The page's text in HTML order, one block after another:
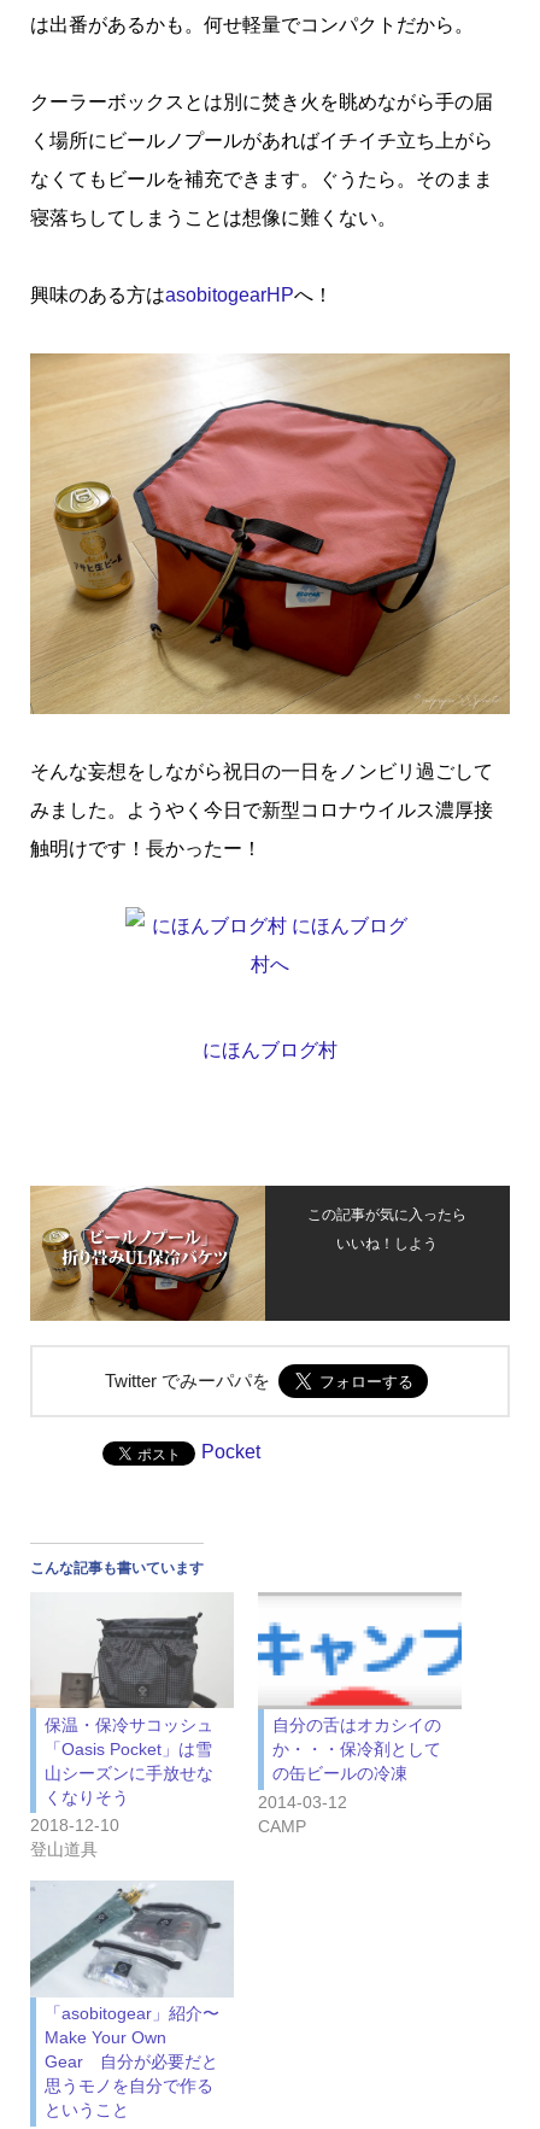
は出番があるかも。何せ軽量でコンパクトだから。
クーラーボックスとは別に焚き火を眺めながら手の届
く場所にビールノプールがあればイチイチ立ち上がら
なくてもビールを補充できます。ぐうたら。そのまま
寝落ちしてしまうことは想像に難くない。
興味のある方はasobitogearHPへ！
そんな妄想をしながら祝日の一日をノンビリ過ごして
みました。ようやく今日で新型コロナウイルス濃厚接
触明けです！長かったー！
にほんブログ村
この記事が気に入ったら
いいね！しよう
Twitter でみーパパを
Pocket
こんな記事も書いています
保温・保冷サコッシュ
「Oasis Pocket」は雪
山シーズンに手放せな
くなりそう
2018-12-10
登山道具
自分の舌はオカシイの
か・・・保冷剤として
の缶ビールの冷凍
2014-03-12
CAMP
「asobitogear」紹介〜
Make Your Own
Gear 自分が必要だと
思うモノを自分で作る
ということ